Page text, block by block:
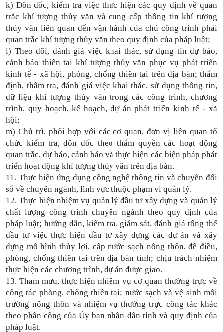
k) Đôn đốc, kiểm tra việc thực hiện các quy định về quan
trắc khí tượng thủy văn và cung cấp thông tin khí tượng
thủy văn liên quan đến vận hành của chủ công trình phải
quan trắc khí tượng thủy văn theo quy định của pháp luật;
l) Theo dõi, đánh giá việc khai thác, sử dụng tin dự báo,
cảnh báo thiên tai khí tượng thủy văn phục vụ phát triển
kinh tế - xã hội, phòng, chống thiên tai trên địa bàn; thẩm
định, thẩm tra, đánh giá việc khai thác, sử dụng thông tin,
dữ liệu khí tượng thủy văn trong các công trình, chương
trình, quy hoạch, kế hoạch, dự án phát triển kinh tế - xã
hội;
m) Chủ trì, phối hợp với các cơ quan, đơn vị liên quan tổ
chức kiểm tra, đôn đốc theo thẩm quyền các hoạt động
quan trắc, dự báo, cảnh báo và thực hiện các biện pháp phát
triển hoạt động khí tượng thủy văn trên địa bàn.
11. Thực hiện ứng dụng công nghệ thông tin và chuyển đổi
số về chuyên ngành, lĩnh vực thuộc phạm vi quản lý.
12. Thực hiện nhiệm vụ quản lý đầu tư xây dựng và quản lý
chất lượng công trình chuyên ngành theo quy định của
pháp luật; hướng dẫn, kiểm tra, giám sát, đánh giá tổng thể
đầu tư việc thực hiện đầu tư xây dựng các dự án và xây
dựng mô hình thủy lợi, cấp nước sạch nông thôn, đê điều,
phòng, chống thiên tai trên địa bàn tỉnh; chịu trách nhiệm
thực hiện các chương trình, dự án được giao.
13. Tham mưu, thực hiện nhiệm vụ cơ quan thường trực về
công tác phòng, chống thiên tai; nước sạch và vệ sinh môi
trường nông thôn và nhiệm vụ thường trực công tác khác
theo phân công của Ủy ban nhân dân tỉnh và quy định của
pháp luật.